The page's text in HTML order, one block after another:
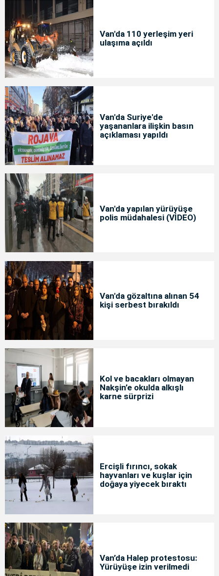
Van'da 110 yerleşim yeri
ulaşıma açıldı
Van'da Suriye'de
yaşananlara ilişkin basın
açıklaması yapıldı
Van'da yapılan yürüyüşe
polis müdahalesi (VİDEO)
Van'da gözaltına alınan 54
kişi serbest bırakıldı
Kol ve bacakları olmayan
Nakşin’e okulda alkışlı
karne sürprizi
Ercişli fırıncı, sokak
hayvanları ve kuşlar için
doğaya yiyecek bıraktı
Van’da Halep protestosu:
Yürüyüşe izin verilmedi